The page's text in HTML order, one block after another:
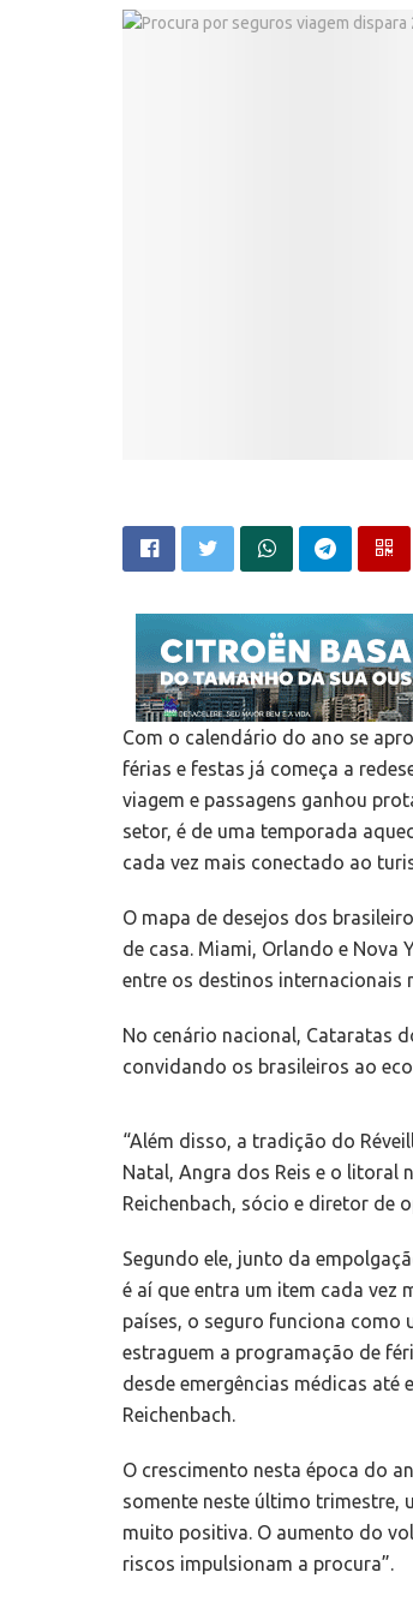
Com o calendário do ano se
férias e festas já começa a
viagem e passagens ganhou
setor, é de uma temporada
cada vez mais conectado ao
O mapa de desejos dos
de casa. Miami, Orlando e Nova
entre os destinos internacionais
No cenário nacional, Cataratas
convidando os brasileiros ao
“Além disso, a tradição do
Natal, Angra dos Reis e o litoral
Reichenbach, sócio e diretor de
Segundo ele, junto da
é aí que entra um item cada vez
países, o seguro funciona como
estraguem a programação de
desde emergências médicas até
Reichenbach.
O crescimento nesta época do
somente neste último trimestre,
muito positiva. O aumento do
riscos impulsionam a procura”.